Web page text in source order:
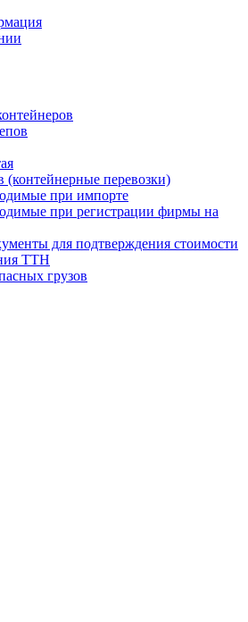
(контейнерные перевозки)
при импорте
при регистрации фирмы на
для подтверждения стоимости
ТТН
грузов